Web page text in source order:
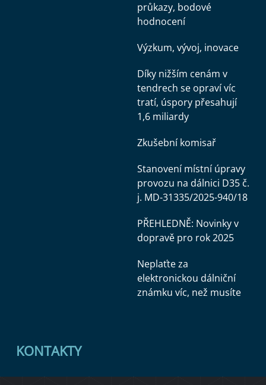
průkazy, bodové
hodnocení
Výzkum, vývoj, inovace
Díky nižším cenám v
tendrech se opraví víc
tratí, úspory přesahují
1,6 miliardy
Zkušební komisař
Stanovení místní úpravy
provozu na dálnici D35 č.
j. MD-31335/2025-940/18
PŘEHLEDNĚ: Novinky v
dopravě pro rok 2025
Neplaťte za
elektronickou dálniční
známku víc, než musíte
KONTAKTY